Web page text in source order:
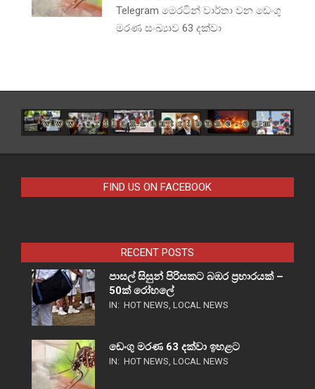
Telegram මෙරටින් වාර්තා වන ඩෙංගු
මරණ සංඛ්‍යාව 63 දක්වා
FIND US ON FACEBOOK
RECENT POSTS
පාසල් සිසුන් පිරිසකට බඹර ප්‍රහාරයක් –
50ක් රෝහලේ
IN: HOT NEWS, LOCAL NEWS
ඩෙංගු මරණ 63 දක්වා ඉහළට
IN: HOT NEWS, LOCAL NEWS